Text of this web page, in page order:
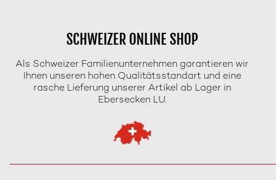
SCHWEIZER ONLINE SHOP
Als Schweizer Familienunternehmen garantieren wir
Ihnen unseren hohen Qualitätsstandart und eine
rasche Lieferung unserer Artikel ab Lager in
Ebersecken LU.